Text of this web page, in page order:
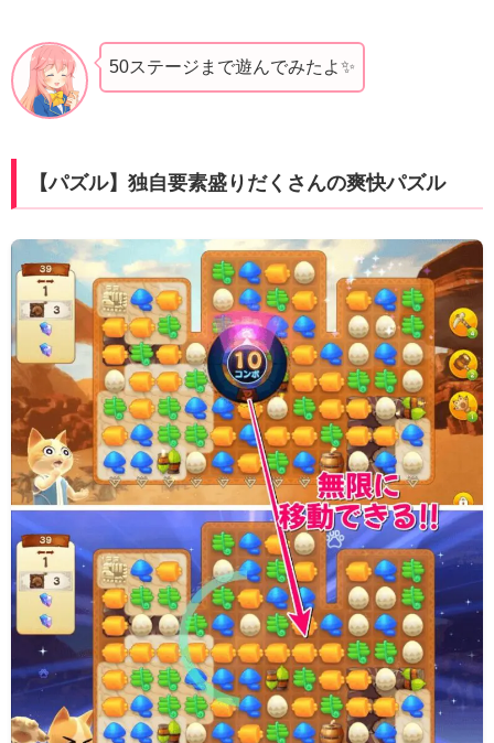
50ステージまで遊んでみたよ✨️
【パズル】独自要素盛りだくさんの爽快パズル